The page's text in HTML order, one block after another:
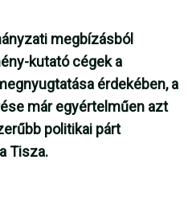
megbízásból
kutató cégek a
érdekében, a
már egyértelműen azt
politikai párt
Tisza.